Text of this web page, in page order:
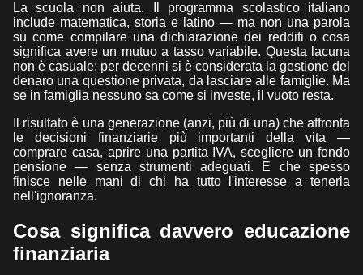
La scuola non aiuta. Il programma scolastico italiano
include matematica, storia e latino — ma non una parola
su come compilare una dichiarazione dei redditi o cosa
significa avere un mutuo a tasso variabile. Questa lacuna
non è casuale: per decenni si è considerata la gestione del
denaro una questione privata, da lasciare alle famiglie. Ma
se in famiglia nessuno sa come si investe, il vuoto resta.
Il risultato è una generazione (anzi, più di una) che affronta
le decisioni finanziarie più importanti della vita —
comprare casa, aprire una partita IVA, scegliere un fondo
pensione — senza strumenti adeguati. E che spesso
finisce nelle mani di chi ha tutto l'interesse a tenerla
nell'ignoranza.
Cosa significa davvero educazione
finanziaria